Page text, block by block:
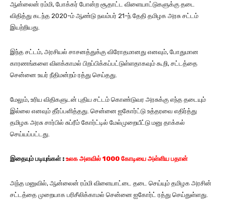
ஆன்லைன் ரம்மி, போக்கர் போன்ற சூதாட்ட விளையாட்டுகளுக்கு தடை
விதித்து கடந்த 2020-ம் ஆண்டு நவம்பர் 21-ந் தேதி தமிழக அரசு சட்டம்
இயற்றியது.
இந்த சட்டம், அரசியல் சாசனத்துக்கு விரோதமானது எனவும், போதுமான
காரணங்களை விளக்காமல் பிறப்பிக்கப்பட்டுள்ளதாகவும் கூறி, சட்டத்தை
சென்னை உயர் நீதிமன்றம் ரத்து செய்தது.
மேலும், உரிய விதிகளுடன் புதிய சட்டம் கொண்டுவர அரசுக்கு எந்த தடையும்
இல்லை எனவும் தீர்ப்பளித்தது. சென்னை ஐகோர்ட்டு உத்தரவை எதிர்த்து
தமிழக அரசு சார்பில் சுப்ரீம் கோர்ட்டில் மேல்முறையீட்டு மனு தாக்கல்
செய்யப்பட்டது.
இதையும் படியுங்கள்: உலக அளவில் 1000 கோடியை அள்ளிய பதான்
அந்த மனுவில், ஆன்லைன் ரம்மி விளையாட்டை தடை செய்யும் தமிழக அரசின்
சட்டத்தை முறையாக பரிசீலிக்காமல் சென்னை ஐகோர்ட் ரத்து செய்துள்ளது.